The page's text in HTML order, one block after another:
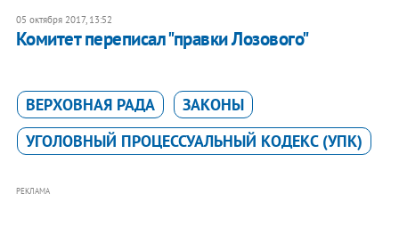
05 октября 2017, 13:52
Комитет переписал "правки Лозового"
ВЕРХОВНАЯ РАДА
ЗАКОНЫ
УГОЛОВНЫЙ ПРОЦЕССУАЛЬНЫЙ КОДЕКС (УПК)
РЕКЛАМА